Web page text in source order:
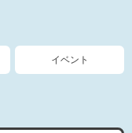
イベント